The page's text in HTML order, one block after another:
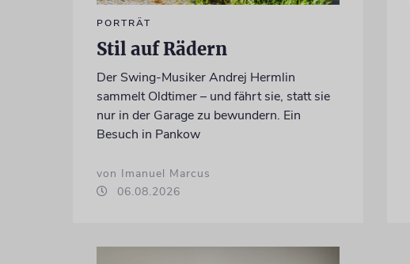
PORTRÄT
Stil auf Rädern
Der Swing-Musiker Andrej Hermlin
sammelt Oldtimer – und fährt sie, statt sie
nur in der Garage zu bewundern. Ein
Besuch in Pankow
von Imanuel Marcus
06.08.2026